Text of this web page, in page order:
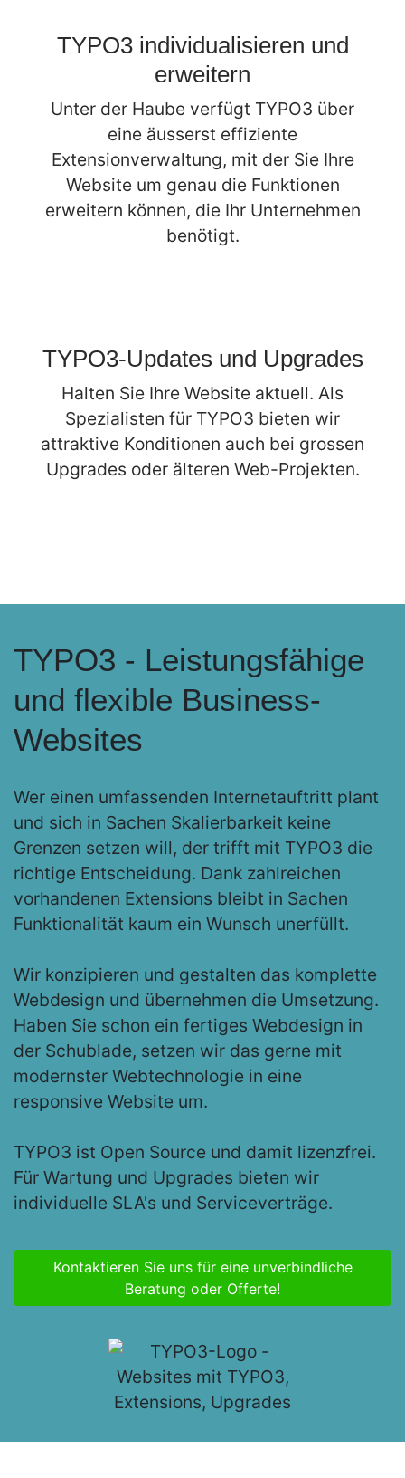
TYPO3 individualisieren und
erweitern
Unter der Haube verfügt TYPO3 über
eine äusserst effiziente
Extensionverwaltung, mit der Sie Ihre
Website um genau die Funktionen
erweitern können, die Ihr Unternehmen
benötigt.
TYPO3-Updates und Upgrades
Halten Sie Ihre Website aktuell. Als
Spezialisten für TYPO3 bieten wir
attraktive Konditionen auch bei grossen
Upgrades oder älteren Web-Projekten.
TYPO3 - Leistungsfähige
und flexible Business-
Websites
Wer einen umfassenden Internetauftritt plant
und sich in Sachen Skalierbarkeit keine
Grenzen setzen will, der trifft mit TYPO3 die
richtige Entscheidung. Dank zahlreichen
vorhandenen Extensions bleibt in Sachen
Funktionalität kaum ein Wunsch unerfüllt.
Wir konzipieren und gestalten das komplette
Webdesign und übernehmen die Umsetzung.
Haben Sie schon ein fertiges Webdesign in
der Schublade, setzen wir das gerne mit
modernster Webtechnologie in eine
responsive Website um.
TYPO3 ist Open Source und damit lizenzfrei.
Für Wartung und Upgrades bieten wir
individuelle SLA's und Serviceverträge.
Kontaktieren Sie uns für eine unverbindliche
Beratung oder Offerte!